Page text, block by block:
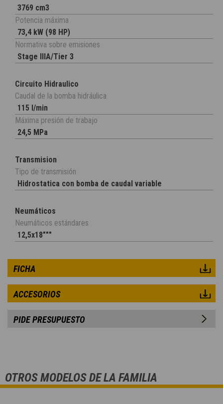
3769 cm3
Potencia máxima
73,4 kW (98 HP)
Normativa sobre emisiones
Stage IIIA/Tier 3
Circuito Hidraulico
Caudal de la bomba hidráulica
115 l/min
Máxima presión de trabajo
24,5 MPa
Transmision
Tipo de transmisión
Hidrostatica con bomba de caudal variable
Neumáticos
Neumáticos estándares
12,5x18"""
FICHA
ACCESORIOS
PIDE PRESUPUESTO
OTROS MODELOS DE LA FAMILIA